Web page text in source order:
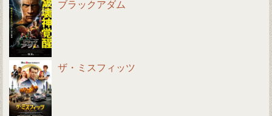
ブラックアダム
ザ・ミスフィッツ